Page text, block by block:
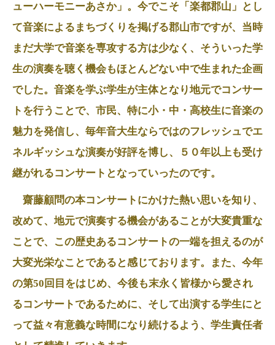
ューハーモニーあさか」。今でこそ「楽都郡山」とし
て音楽によるまちづくりを掲げる郡山市ですが、当時
まだ大学で音楽を専攻する方は少なく、そういった学
生の演奏を聴く機会もほとんどない中で生まれた企画
でした。音楽を学ぶ学生が主体となり地元でコンサー
トを行うことで、市民、特に小・中・高校生に音楽の
魅力を発信し、毎年音大生ならではのフレッシュでエ
ネルギッシュな演奏が好評を博し、５０年以上も受け
継がれるコンサートとなっていったのです。
齋藤顧問の本コンサートにかけた熱い思いを知り、
改めて、地元で演奏する機会があることが大変貴重な
ことで、この歴史あるコンサートの一端を担えるのが
大変光栄なことであると感じております。また、今年
の第50回目をはじめ、今後も末永く皆様から愛され
るコンサートであるために、そして出演する学生にと
って益々有意義な時間になり続けるよう、学生責任者